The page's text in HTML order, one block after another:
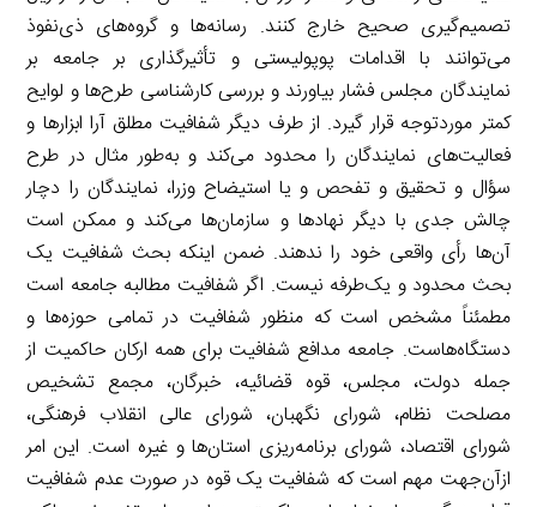
تصمیم‌گیری صحیح خارج کنند. رسانه‌ها و گروه‌های ذی‌نفوذ
می‌توانند با اقدامات پوپولیستی و تأثیرگذاری بر جامعه بر
نمایندگان مجلس فشار بیاورند و بررسی کارشناسی طرح‌ها و لوایح
کمتر موردتوجه قرار گیرد. از طرف دیگر شفافیت مطلق آرا ابزارها و
فعالیت‌های نمایندگان را محدود می‌کند و به‌طور مثال در طرح
سؤال و تحقیق و تفحص و یا استیضاح وزرا، نمایندگان را دچار
چالش جدی با دیگر نهادها و سازمان‌ها می‌کند و ممکن است
آن‌ها رأی واقعی خود را ندهند. ضمن اینکه بحث شفافیت یک
بحث محدود و یک‌طرفه نیست. اگر شفافیت مطالبه جامعه است
مطمئناً مشخص است که منظور شفافیت در تمامی حوزه‌ها و
دستگاه‌هاست. جامعه مدافع شفافیت برای همه ارکان حاکمیت از
جمله دولت، مجلس، قوه قضائیه، خبرگان، مجمع تشخیص
مصلحت نظام، شورای نگهبان، شورای عالی انقلاب فرهنگی،
شورای اقتصاد، شورای برنامه‌ریزی استان‌ها و غیره است. این امر
ازآن‌جهت مهم است که شفافیت یک قوه در صورت عدم شفافیت